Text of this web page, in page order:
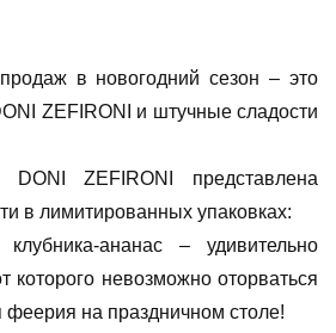
в новогодний сезон – это
ZEFIRONI и штучные сладости
DONI ZEFIRONI представлена
в лимитированных упаковках:
ананас – удивительно
которого невозможно оторваться
феерия на праздничном столе!